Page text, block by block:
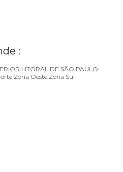
:
LITORAL DE SÃO PAULO
Zona Oeste Zona Sul